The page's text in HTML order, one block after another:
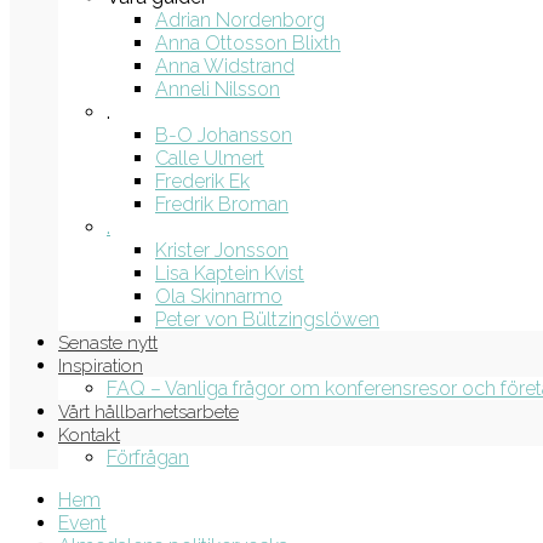
Adrian Nordenborg
Anna Ottosson Blixth
Anna Widstrand
Anneli Nilsson
.
B-O Johansson
Calle Ulmert
Frederik Ek
Fredrik Broman
.
Krister Jonsson
Lisa Kaptein Kvist
Ola Skinnarmo
Peter von Bültzingslöwen
Senaste nytt
Inspiration
FAQ – Vanliga frågor om konferensresor och
Vårt hållbarhetsarbete
Kontakt
Förfrågan
Hem
Event